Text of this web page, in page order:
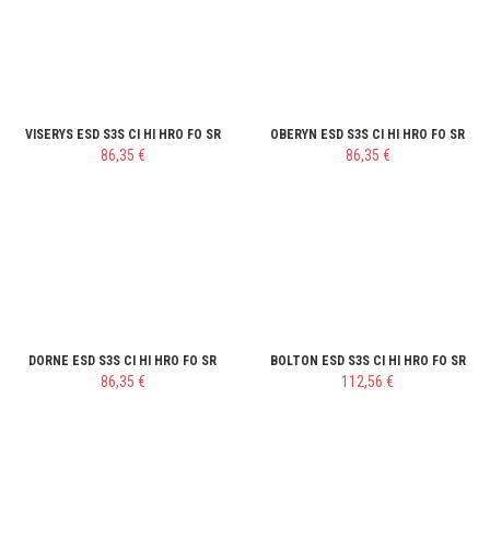
VISERYS ESD S3S CI HI HRO FO SR
86,35 €
OBERYN ESD S3S CI HI HRO FO SR
86,35 €
DORNE ESD S3S CI HI HRO FO SR
86,35 €
BOLTON ESD S3S CI HI HRO FO SR
112,56 €